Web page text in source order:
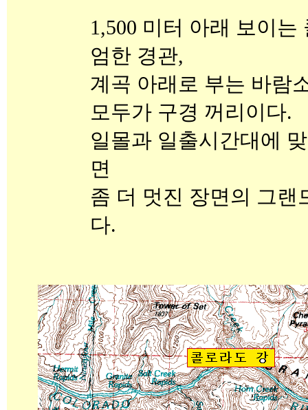
1,500 미터 아래 보이
엄한 경관,
계곡 아래로 부는 바람
모두가 구경 꺼리이다.
일몰과 일출시간대에
면
좀 더 멋진 장면의 그랜
다.